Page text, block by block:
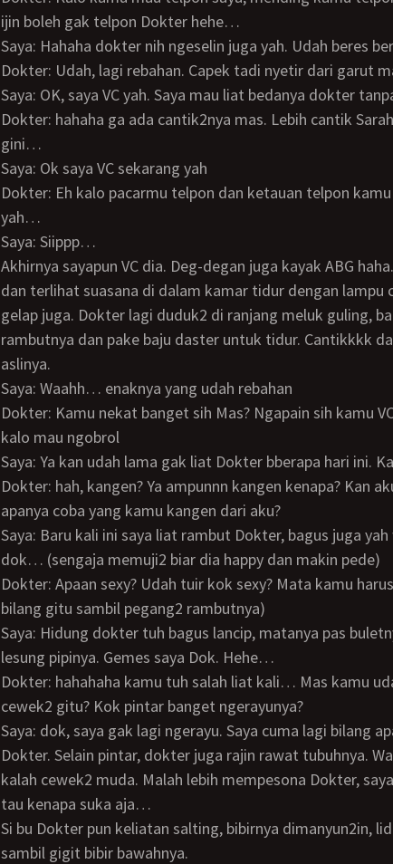
ijin boleh gak telpon Dokter hehe…
Saya: Hahaha dokter nih ngeselin juga yah. Udah beres
Dokter: Udah, lagi rebahan. Capek tadi nyetir dari garut
Saya: OK, saya VC yah. Saya mau liat bedanya dokter
Dokter: hahaha ga ada cantik2nya mas. Lebih cantik Sarah daripada aku. Udah peot
gini…
Saya: Ok saya VC sekarang yah
Dokter: Eh kalo pacarmu telpon dan ketauan telpon kamu sibuk, aku ga nanggung
yah…
Saya: Siippp…
Akhirnya sayapun VC dia. Deg-degan juga kayak ABG haha.. Diapun angkat VC saya
dan terlihat suasana di dalam kamar tidur dengan lampu
gelap juga. Dokter lagi duduk2 di ranjang meluk guling,
rambutnya dan pake baju daster untuk tidur. Cantikkkk
aslinya.
Saya: Waahh… enaknya yang udah rebahan
Dokter: Kamu nekat banget sih Mas? Ngapain sih kamu VC aku? Kan bisa sambil chat
kalo mau ngobrol
Saya: Ya kan udah lama gak liat Dokter bberapa hari ini.
Dokter: hah, kangen? Ya ampunnn kangen kenapa? Kan aku bukan pacar kamu…
apanya coba yang kamu kangen dari aku?
Saya: Baru kali ini saya liat rambut Dokter, bagus juga yah warnanya merah gitu. Sexy
dok… (sengaja memuji2 biar dia happy dan makin pede)
Dokter: Apaan sexy? Udah tuir kok sexy? Mata kamu harus diperiksa tuh mas… (dia
bilang gitu sambil pegang2 rambutnya)
Saya: Hidung dokter tuh bagus lancip, matanya pas buletnya, dagunya lancip, ada
lesung pipinya. Gemes saya Dok. Hehe…
Dokter: hahahaha kamu tuh salah liat kali… Mas kamu udah sering yah nakalin
cewek2 gitu? Kok pintar banget ngerayunya?
Saya: dok, saya gak lagi ngerayu. Saya cuma lagi bilang apa yang saya lihat dari
Dokter. Selain pintar, dokter juga rajin rawat tubuhnya.
kalah cewek2 muda. Malah lebih mempesona Dokter,
tau kenapa suka aja…
Si bu Dokter pun keliatan salting, bibirnya dimanyun2in, lidahnya melet2 dan sesekali
sambil gigit bibir bawahnya.